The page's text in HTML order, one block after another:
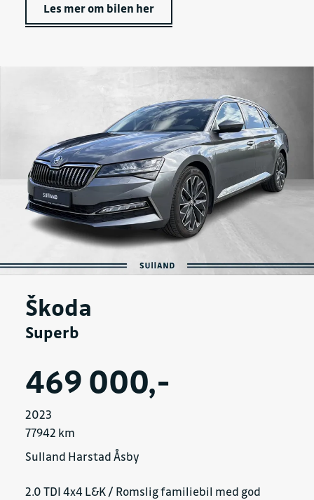
Les mer om bilen her
Škoda
Superb
469 000,-
2023
77942 km
Sulland Harstad Åsby
2.0 TDI 4x4 L&K / Romslig familiebil med god